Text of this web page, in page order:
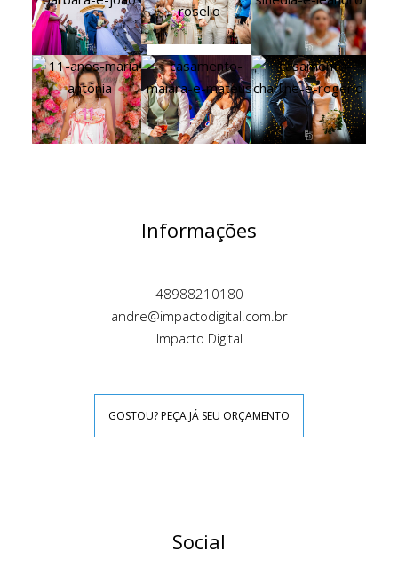
Informações
48988210180
andre@impactodigital.com.br
Impacto Digital
GOSTOU? PEÇA JÁ SEU ORÇAMENTO
Social